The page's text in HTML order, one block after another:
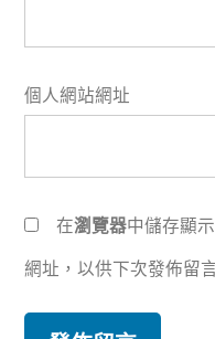
個人網站網址
在瀏覽器中儲存顯
網址，以供下次發佈留